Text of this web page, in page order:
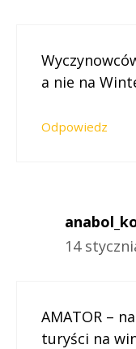
a nie na
Odpowiedz
14
AMATOR –
turyści na